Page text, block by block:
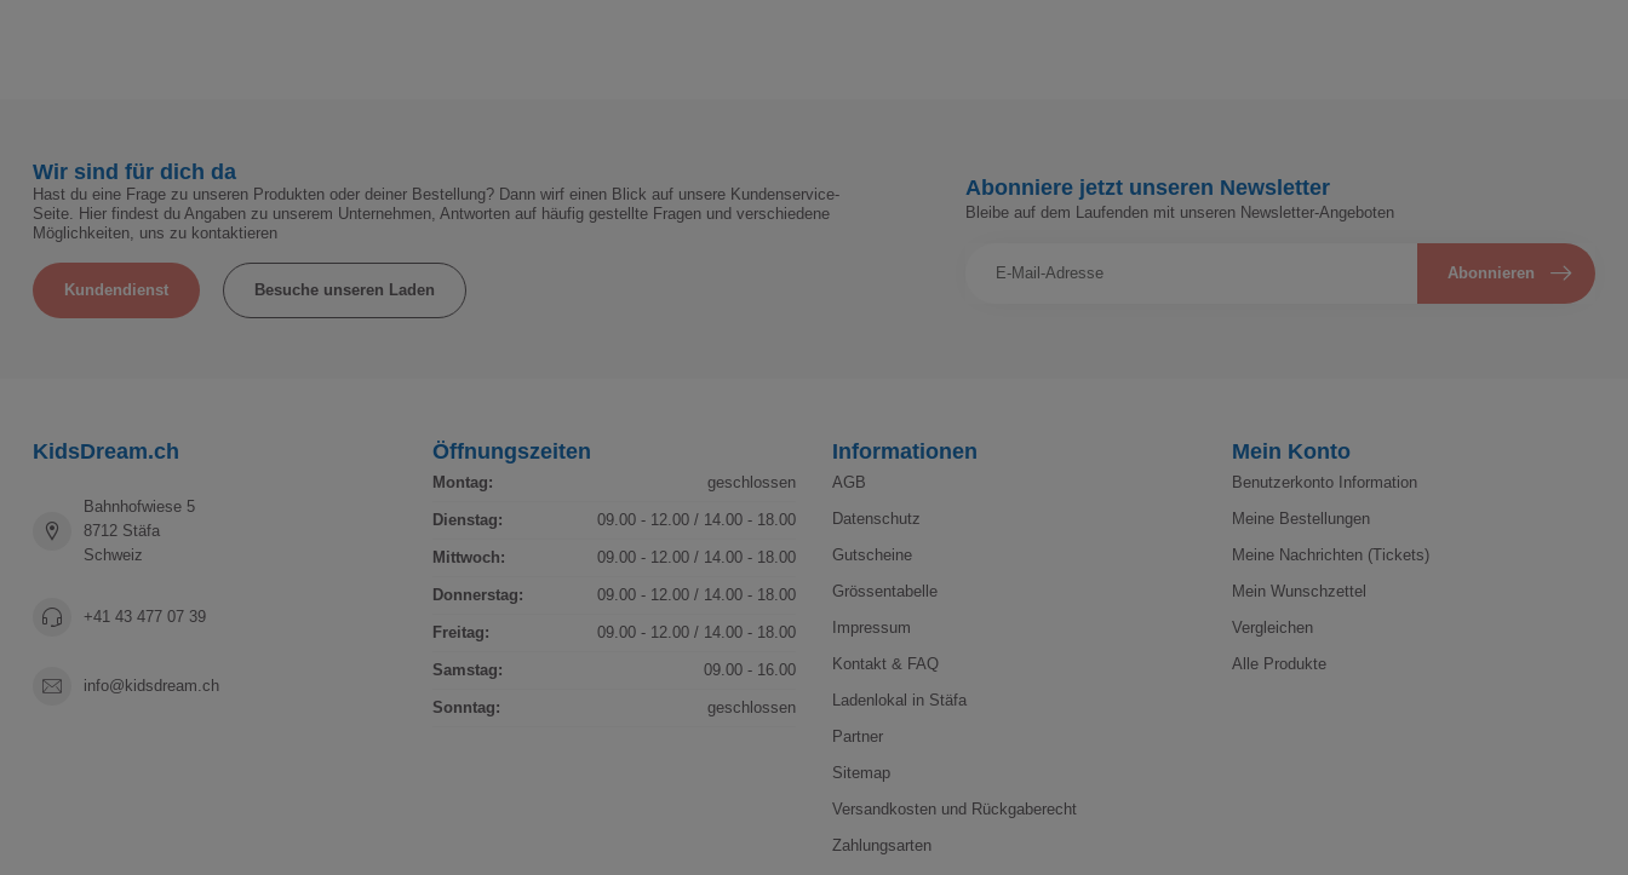
Wir sind für dich da
Hast du eine Frage zu unseren Produkten oder deiner Bestellung? Dann wirf einen Blick auf unsere Kundenservice-
Seite. Hier findest du Angaben zu unserem Unternehmen, Antworten auf häufig gestellte Fragen und verschiedene
Möglichkeiten, uns zu kontaktieren
Kundendienst Besuche unseren Laden
Abonniere jetzt unseren Newsletter
Bleibe auf dem Laufenden mit unseren Newsletter-Angeboten
Abonnieren
KidsDream.ch
Bahnhofwiese 5
8712 Stäfa
Schweiz
+41 43 477 07 39
info@kidsdream.ch
Öffnungszeiten
Montag: geschlossen
Dienstag: 09.00 - 12.00 / 14.00 - 18.00
Mittwoch: 09.00 - 12.00 / 14.00 - 18.00
Donnerstag: 09.00 - 12.00 / 14.00 - 18.00
Freitag: 09.00 - 12.00 / 14.00 - 18.00
Samstag: 09.00 - 16.00
Sonntag: geschlossen
Informationen
AGB
Datenschutz
Gutscheine
Grössentabelle
Impressum
Kontakt & FAQ
Ladenlokal in Stäfa
Partner
Sitemap
Versandkosten und Rückgaberecht
Zahlungsarten
Mein Konto
Benutzerkonto Information
Meine Bestellungen
Meine Nachrichten (Tickets)
Mein Wunschzettel
Vergleichen
Alle Produkte